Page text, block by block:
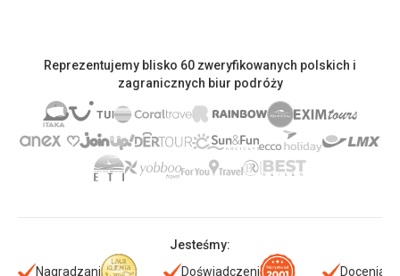
Reprezentujemy blisko 60 zweryfikowanych polskich i
zagranicznych biur podróży
Jesteśmy:
Nagradzani
Doświadczeni Doceniani